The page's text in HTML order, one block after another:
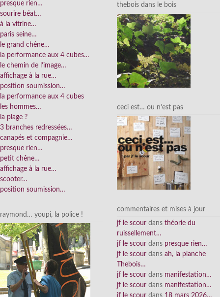
presque rien…
sourire béat…
à la vitrine…
paris seine…
le grand chêne…
la performance aux 4 cubes…
le chemin de l’image…
affichage à la rue…
position soumission…
la performance aux 4 cubes
les hommes…
la plage ?
3 branches redressées…
canapés et compagnie…
presque rien…
petit chêne…
affichage à la rue…
scooter…
position soumission…
raymond… youpi, la police !
thebois dans le bois
ceci est… ou n’est pas
commentaires et mises à jour
jf le scour dans théorie du
ruissellement…
jf le scour dans presque rien…
jf le scour dans ah, la planche
Thebois…
jf le scour dans manifestation…
jf le scour dans manifestation…
jf le scour dans 18 mars 2026…